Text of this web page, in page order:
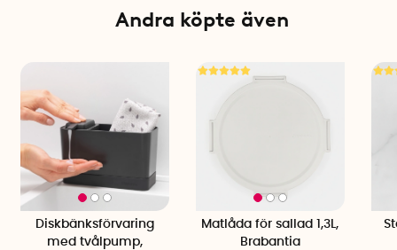
Andra köpte även
Diskbänksförvaring
med tvålpump,
Matlåda för sallad 1,3L,
Brabantia